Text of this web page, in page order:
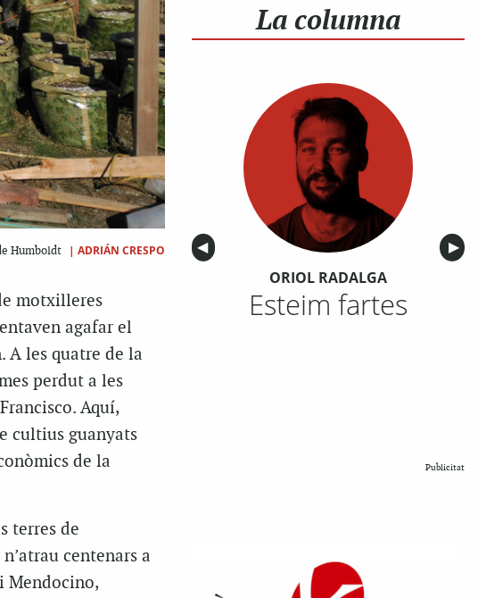
Humboldt | ADRIÁN CRESPO
motxilleres
agafar el
A les quatre de la
perdut a les
Aquí,
cultius guanyats
de la
terres de
centenars a
Mendocino,
La columna
Anterior
◀︎ ▶︎
ORIOL RADALGA
Esteim fartes
Publicitat